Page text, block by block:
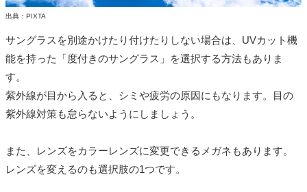
出典：PIXTA
サングラスを別途かけたり付けたりしない場合は、UVカット機
能を持った「度付きのサングラス」を選択する方法もありま
す。
紫外線が目から入ると、シミや疲労の原因にもなります。目の
紫外線対策も怠らないようにしましょう。
また、レンズをカラーレンズに変更できるメガネもあります。
レンズを変えるのも選択肢の1つです。